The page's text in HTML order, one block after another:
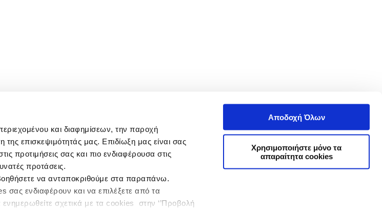
και διαφημίσεων, την παροχή
επισκεψιμότητάς μας. Επιδίωξη μας είναι σας
προτιμήσεις σας και πιο ενδιαφέρουσα στις
προτάσεις.
να ανταποκριθούμε στα παραπάνω.
σας ενδιαφέρουν και να επιλέξετε από τα
ενημερωθείτε σχετικά με τα cookies στην ‘’Προβολή
Αποδοχή Όλων
Χρησιμοποιήστε μόνο τα
απαραίτητα cookies